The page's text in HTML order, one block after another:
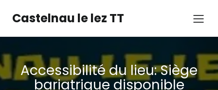
Castelnau le lez TT
Accessibilité du lieu: Siège
bariatrique disponible